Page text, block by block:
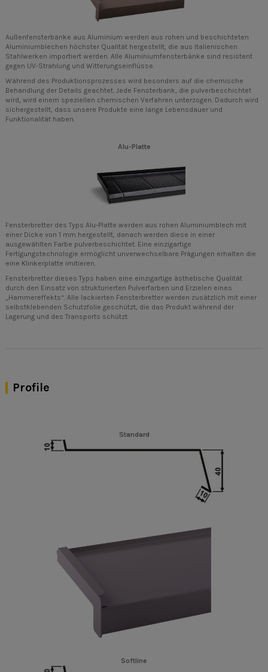
Außenfensterbänke aus Aluminium werden aus rohen und beschichteten
Aluminiumblechen höchster Qualität hergestellt, die aus italienischen
Stahlwerken importiert werden. Alle Aluminiumfensterbänke sind resistent
gegen UV-Strahlung und Witterungseinflüsse.
Während des Produktionsprozesses wird besonders auf die chemische
Behandlung der Details geachtet. Jede Fensterbank, die pulverbeschichtet
wird, wird einem speziellen chemischen Verfahren unterzogen. Dadurch wird
sichergestellt, dass unsere Produkte eine lange Lebensdauer und
Funktionalität haben.
Alu-Platte
Fensterbretter des Typs Alu-Platte werden aus rohen Aluminiumblech mit
einer Dicke von 1 mm hergestellt, danach werden diese in einer
ausgewählten Farbe pulverbeschichtet. Eine einzigartige
Fertigungstechnologie ermöglicht unverwechselbare Prägungen erhalten die
eine Klinkerplatte imitieren.
Fensterbretter dieses Typs haben eine einzigartige ästhetische Qualität
durch den Einsatz von strukturierten Pulverfarben und Erzielen eines
„Hammereffekts“. Alle lackierten Fensterbretter werden zusätzlich mit einer
selbstklebenden Schutzfolie geschützt, die das Produkt während der
Lagerung und des Transports schützt.
Profile
Standard
Softline